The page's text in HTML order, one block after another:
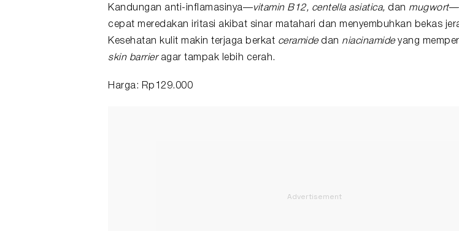
Kandungan anti-inflamasinya—vitamin B12, centella asiatica, dan mugwort
cepat meredakan iritasi akibat sinar matahari dan menyembuhkan bekas
Kesehatan kulit makin terjaga berkat ceramidedan niacinamideyang
skin barrieragar tampak lebih cerah.
Harga: Rp129.000